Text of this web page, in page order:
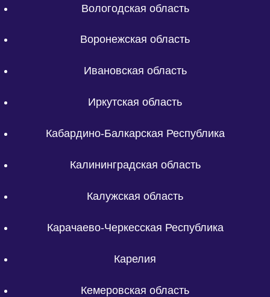
Вологодская область
Воронежская область
Ивановская область
Иркутская область
Кабардино-Балкарская Республика
Калининградская область
Калужская область
Карачаево-Черкесская Республика
Карелия
Кемеровская область